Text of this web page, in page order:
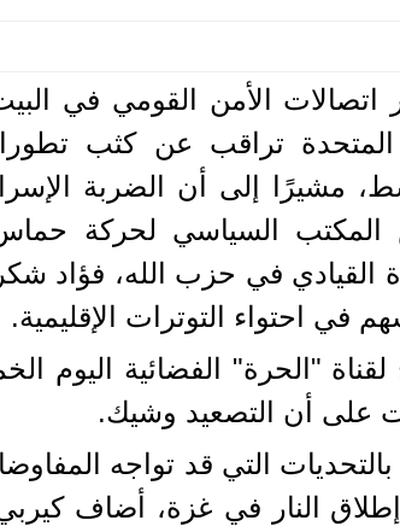
اتصالات الأمن القومي في
المتحدة تراقب عن كثب
مشيرًا إلى أن الضربة
المكتب السياسي لحركة
القيادي في حزب الله، فؤاد
في احتواء التوترات الإقليمية.
"الحرة" الفضائية اليوم
على أن التصعيد وشيك.
بالتحديات التي قد تواجه
النار في غزة، أضاف